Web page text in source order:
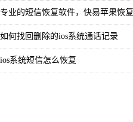
专业的短信恢复软件，快易苹果恢复
如何找回删除的ios系统通话记录
ios系统短信怎么恢复